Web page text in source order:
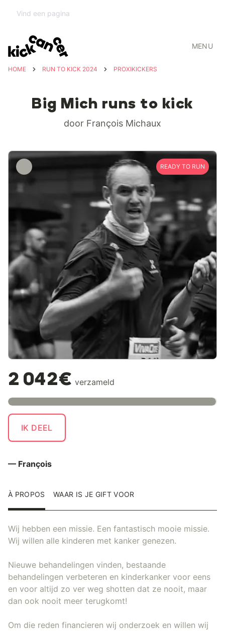
MENU
HOME RUN TO KICK 2024 PROXIKICKERS
Big Mich runs to kick
door François Michaux
READY TO RUN
2 042€ verzameld
IK DEEL
— François
À PROPOS WAAR IS JE GIFT VOOR
Wij hebben een missie. Een fantastisch mooie missie.
Wij willen alle kinderen met kanker genezen.
Nieuwe behandelingen vinden, bestaande
behandelingen verbeteren en kinderkanker voor eens
en voor altijd zo ver weg shotten dat ze nooit, maar
dan ook nooit meer terugkomt!
Om die reden financieren wij onderzoek en willen wij